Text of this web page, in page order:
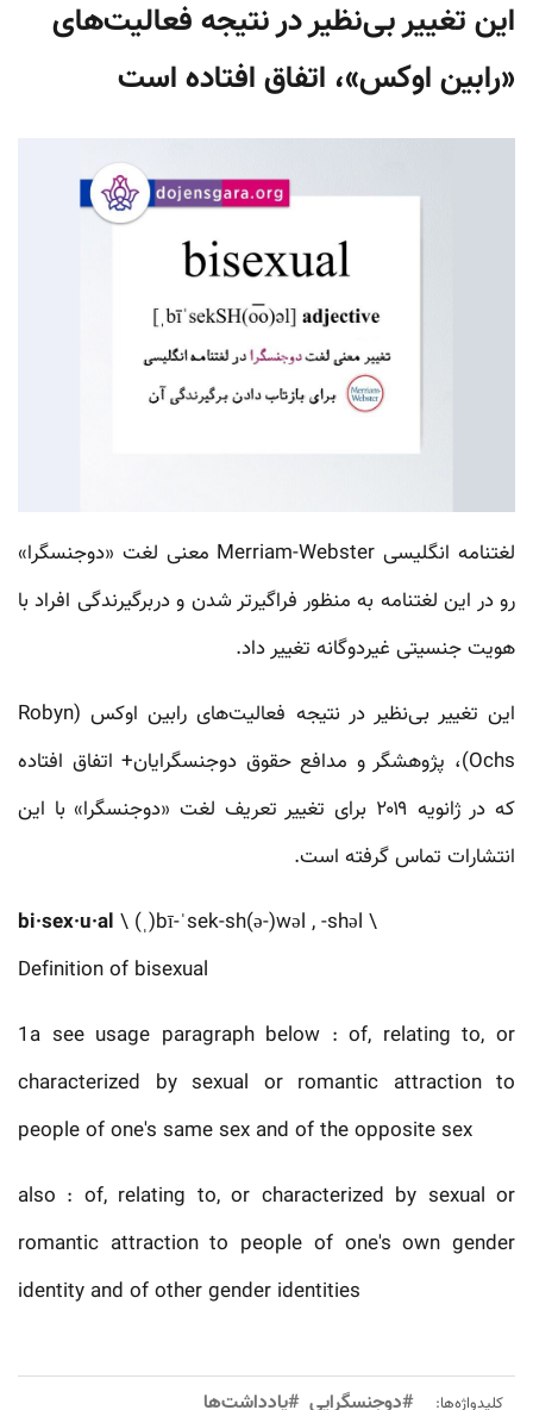
این تغییر بی‌نظیر در نتیجه فعالیت‌های
«رابین اوکس»، اتفاق افتاده است
لغتنامه انگلیسی Merriam-Webster معنی لغت «دوجنسگرا»
رو در این لغتنامه به منظور فراگیرتر شدن و دربرگیرند‌گی افراد با
هویت جنسیتی غیردوگانه تغییر داد.
این تغییر بی‌نظیر در نتیجه فعالیت‌های رابین اوکس (Robyn
Ochs)، پژوهشگر و مدافع حقوق دوجنسگرایان+ اتفاق افتاده
که در ژانویه ۲۰۱۹ برای تغییر تعریف لغت «دوجنسگرا» با این
انتشارات تماس گرفته است.
bi·​sex·​u·​al \ (ˌ)bī-ˈsek-sh(ə-)wəl , -shəl \
Definition of bisexual
1a see usage paragraph below : of, relating to, or
characterized by sexual or romantic attraction to
people of one's same sex and of the opposite sex
also : of, relating to, or characterized by sexual or
romantic attraction to people of one's own gender
identity and of other gender identities
کلیدواژه‌ها: #دوجنسگرایی #یادداشت‌ها